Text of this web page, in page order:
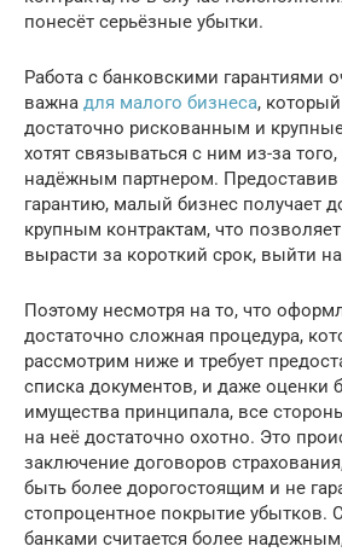
понесёт серьёзные убытки.
Работа с банковскими гарантиями
важна для малого бизнеса,
достаточно рискованным и
хотят связываться с ним из-за
надёжным партнером.
гарантию, малый бизнес получает
крупным контрактам, что
вырасти за короткий срок, выйти
Поэтому несмотря на то, что
достаточно сложная процедура,
рассмотрим ниже и требует
списка документов, и даже оценки
имущества принципала, все
на неё достаточно охотно. Это
заключение договоров
быть более дорогостоящим и не
стопроцентное покрытие убытков.
банками считается более